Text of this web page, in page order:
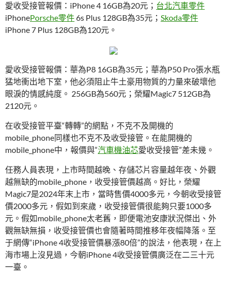
愛收受接管報價：iPhone 4 16GB為20元； 台北汽車零件
iPhonePorsche零件6s Plus 128GB為35元； Skoda零件
iPhone 7 Plus 128GB為120元。
愛收受接管報價：華為P8 16GB為35元；華為P50 Pro張水瓶
猛地衝出地下室，他必須阻止牛土豪用物質的力量來破壞他
眼淚的情感純度。 256GB為560元；榮耀Magic7 512GB為
2120元。
在收受接管平臺“轉轉”的網點，不克不及開機的
mobile_phone同樣也不克不及收受接管。在能開機的
mobile_phone中，報價與“汽車機油芯愛收受接管”差未幾。
任務人員表現，上市時間越晚、存儲芯片容量越年夜、外觀
越無缺的mobile_phone，收受接管價越高。好比，榮耀
Magic7是2024年末上市，當時售價4000多元，今朝收受接管
價2000多元，假如到來歲，收受接管價很能夠只要1000多
元。假如mobile_phone太老舊，即便電池安康狀況傑出、外
觀無缺無損，收受接管價也會隨著時間推移年夜幅降落。至
于網傳“iPhone 4收受接管價暴漲80倍”的說法，他表現，在上
海市場上沒見過，今朝iPhone 4收受接管價廣泛在二三十元
一臺。